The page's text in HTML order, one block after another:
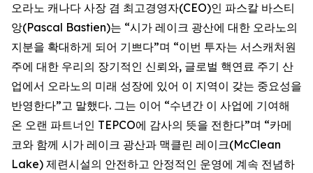
오라노 캐나다 사장 겸 최고경영자(CEO)인 파스칼 바스티
앙(Pascal Bastien)는 “시가 레이크 광산에 대한 오라노의
지분을 확대하게 되어 기쁘다”며 “이번 투자는 서스캐처원
주에 대한 우리의 장기적인 신뢰와, 글로벌 핵연료 주기 산
업에서 오라노의 미래 성장에 있어 이 지역이 갖는 중요성을
반영한다”고 말했다. 그는 이어 “수년간 이 사업에 기여해
온 오랜 파트너인 TEPCO에 감사의 뜻을 전한다”며 “카메
코와 함께 시가 레이크 광산과 맥클린 레이크(McClean
Lake) 제련시설의 안전하고 안정적인 운영에 계속 전념하